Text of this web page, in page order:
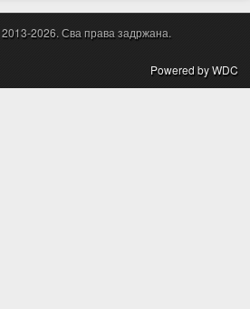
2013-2026. Сва права задржана.
Powered by WDC